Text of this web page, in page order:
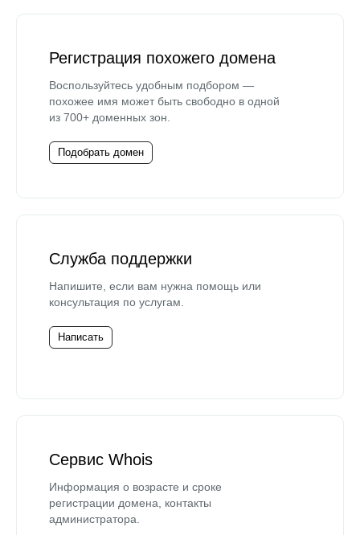
Регистрация похожего домена
Воспользуйтесь удобным подбором —
похожее имя может быть свободно в одной
из 700+ доменных зон.
Подобрать домен
Служба поддержки
Напишите, если вам нужна помощь или
консультация по услугам.
Написать
Сервис Whois
Информация о возрасте и сроке
регистрации домена, контакты
администратора.